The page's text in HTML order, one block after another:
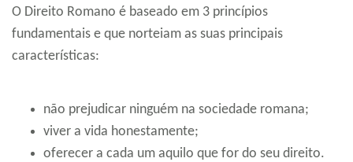
O Direito Romano é baseado em 3 princípios
fundamentais e que norteiam as suas principais
características:
não prejudicar ninguém na sociedade romana;
viver a vida honestamente;
oferecer a cada um aquilo que for do seu direito.